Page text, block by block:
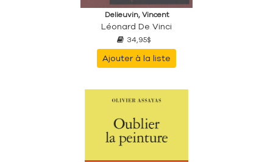
Delieuvin, Vincent
Léonard De Vinci
34,95$
Ajouter à la liste